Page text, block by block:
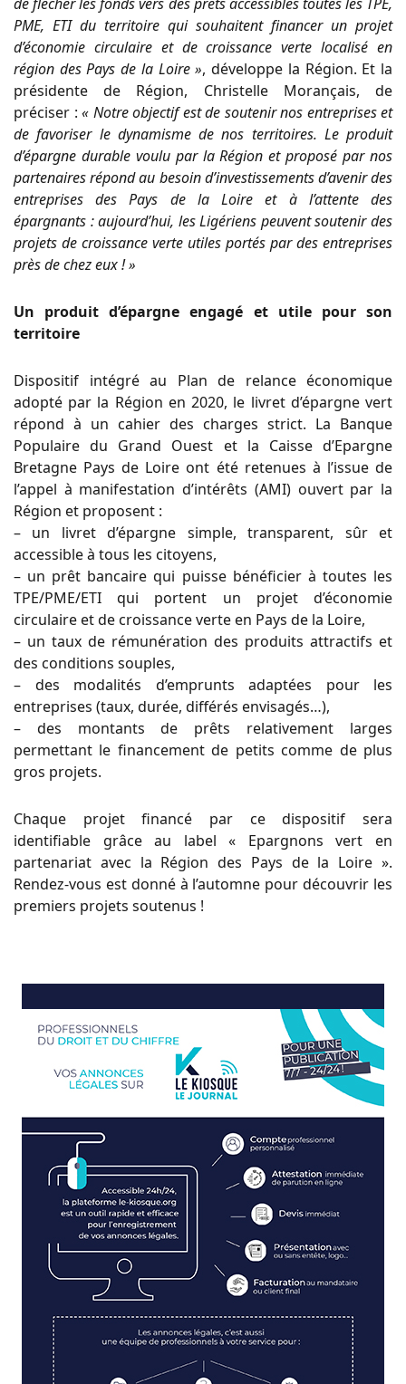
PME, ETI du territoire qui souhaitent financer un projet
d’économie circulaire et de croissance verte localisé en
région des Pays de la Loire », développe la Région. Et la
présidente de Région, Christelle Morançais, de
préciser : « Notre objectif est de soutenir nos entreprises et
de favoriser le dynamisme de nos territoires. Le produit
d’épargne durable voulu par la Région et proposé par nos
partenaires répond au besoin d’investissements d’avenir des
entreprises des Pays de la Loire et à l’attente des
épargnants : aujourd’hui, les Ligériens peuvent soutenir des
projets de croissance verte utiles portés par des entreprises
près de chez eux ! »
Un produit d’épargne engagé et utile pour son
territoire
Dispositif intégré au Plan de relance économique
adopté par la Région en 2020, le livret d’épargne vert
répond à un cahier des charges strict. La Banque
Populaire du Grand Ouest et la Caisse d’Epargne
Bretagne Pays de Loire ont été retenues à l’issue de
l’appel à manifestation d’intérêts (AMI) ouvert par la
Région et proposent :
– un livret d’épargne simple, transparent, sûr et
accessible à tous les citoyens,
– un prêt bancaire qui puisse bénéficier à toutes les
TPE/PME/ETI qui portent un projet d’économie
circulaire et de croissance verte en Pays de la Loire,
– un taux de rémunération des produits attractifs et
des conditions souples,
– des modalités d’emprunts adaptées pour les
entreprises (taux, durée, différés envisagés…),
– des montants de prêts relativement larges
permettant le financement de petits comme de plus
gros projets.
Chaque projet financé par ce dispositif sera
identifiable grâce au label « Epargnons vert en
partenariat avec la Région des Pays de la Loire ».
Rendez-vous est donné à l’automne pour découvrir les
premiers projets soutenus !